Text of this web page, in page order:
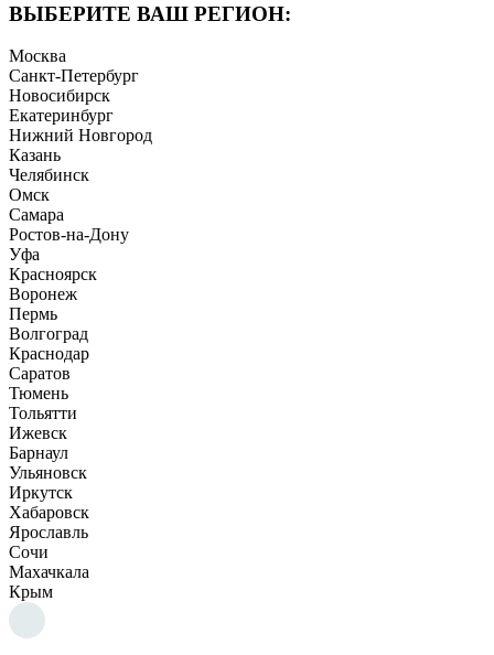
ВЫБЕРИТЕ ВАШ РЕГИОН:
Москва
Санкт-Петербург
Новосибирск
Екатеринбург
Нижний Новгород
Казань
Челябинск
Омск
Самара
Ростов-на-Дону
Уфа
Красноярск
Воронеж
Пермь
Волгоград
Краснодар
Саратов
Тюмень
Тольятти
Ижевск
Барнаул
Ульяновск
Иркутск
Хабаровск
Ярославль
Сочи
Махачкала
Крым